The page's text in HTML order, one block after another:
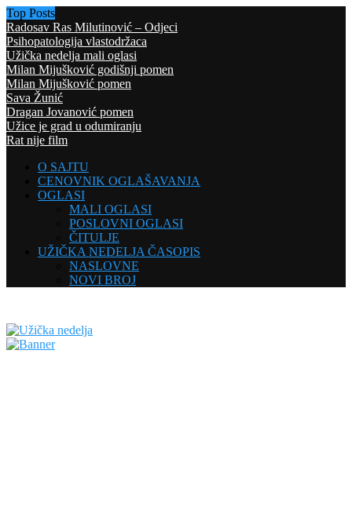
Top Posts
Radosav Ras Milutinović – Odjeci
Psihopatologija vlastodržaca
Užička nedelja mali oglasi
Milan Mijušković godišnji pomen
Milan Mijušković pomen
Sava Žunić
Dragan Jovanović pomen
Užice je grad u odumiranju
Rat nije film
O SAJTU
CENOVNIK OGLAŠAVANJA
OGLASI
MALI OGLASI
POSLOVNI OGLASI
ČITULJE
UŽIČKA NEDELJA ČASOPIS
NASLOVNE
NOVI BROJ